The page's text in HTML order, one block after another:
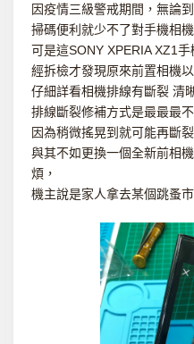
因疫情三級警戒期間，無論
掃碼便利就少不了對手機相機
可是這SONY XPERIA XZ1
經拆檢才發現原來前置相機
仔細詳看相機排線有斷裂 清
排線斷裂修補方式是最最最不
因為稍微搖晃到就可能再斷
與其不如更換一個全新前相
煩，
機主說是家人拿去某個跳蚤